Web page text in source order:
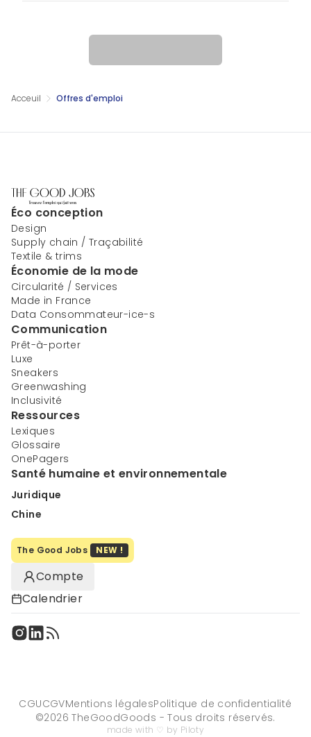
Acceuil Offres d'emploi
Éco conception
Design
Supply chain / Traçabilité
Textile & trims
Économie de la mode
Circularité / Services
Made in France
Data Consommateur-ice-s
Communication
Prêt-à-porter
Luxe
Sneakers
Greenwashing
Inclusivité
Ressources
Lexiques
Glossaire
OnePagers
Santé humaine et environnementale
Juridique
Chine
The Good Jobs NEW !
Compte
Calendrier
CGUCGVMentions légalesPolitique de confidentialité
©2026 TheGoodGoods - Tous droits réservés.
made with ♡ by Piloty